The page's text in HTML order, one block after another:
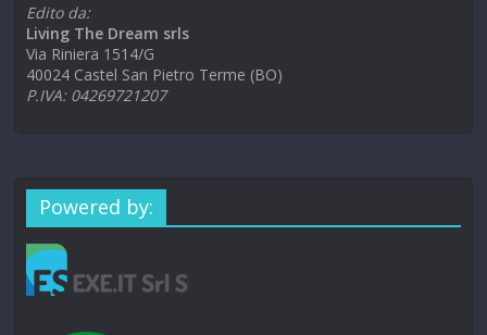
Edito da:
Living The Dream srls
Via Riniera 1514/G
40024 Castel San Pietro Terme (BO)
P.IVA: 04269721207
Powered by: